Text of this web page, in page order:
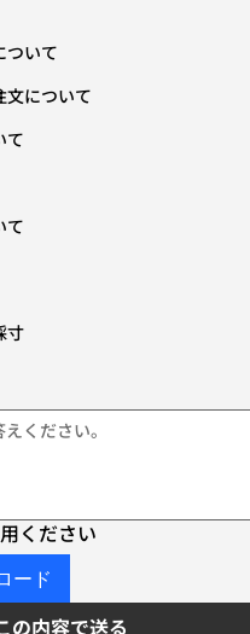
ついて
文について
て
て
寸
ください
ード
の内容で送る